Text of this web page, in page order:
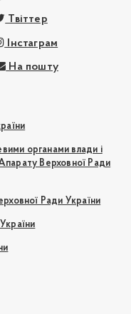
Твіттер
Інстаграм
На пошту
органами влади і
Верховної Ради
Ради України